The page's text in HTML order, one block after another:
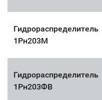
Гидрораспределитель
1Рн203М
Гидрораспределитель
1Рн203ФВ